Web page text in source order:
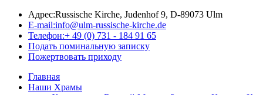
Адрес:Russische Kirche, Judenhof 9, D-89073 Ulm
E-mail:info@ulm-russische-kirche.de
Телефон:+ 49 (0) 731 - 184 91 65
Подать поминальную записку
Пожертвовать приходу
Главная
Наши Храмы